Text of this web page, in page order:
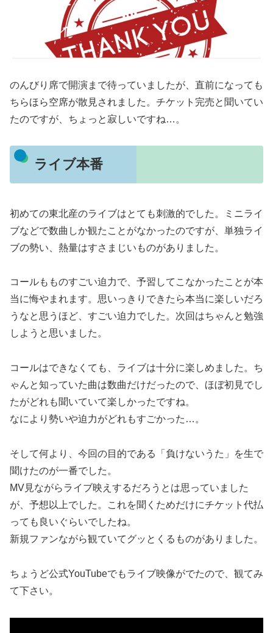
のんびり席で開演まで待っていましたが、直前になっても
ちらほら空席が散見されました。チケット完売と聞いてい
たのですが、ちょっと寂しいですね…。
ライブ本番
初めての東北産のライブはとても刺激的でした。ミニライ
ブなどで数曲しか観たことがなかったのですが、単独ライ
ブの勢い、熱量はすさまじいものがありました。
コールもものすごい迫力で、予習してこなかったことが本
当に悔やまれます。思いっきりできたら本当に楽しいだろ
うなと思うほど、すごい迫力でした。次回はちゃんと勉強
しようと思いました。
コールはできなくても、ライブは十分に楽しめました。ち
ゃんと知っていた曲は数曲だけだったので、ほぼ初見でし
たがどれも聞いていて楽しかったですね。
なにより勢いや迫力がどれもすごかった…。
そして何より、今回の目的である「負けないうた」を生で
聞けたのが一番でした。
MV見ながらライブ映えするだろうとは思っていました
が、予想以上でした。これを聞くためだけにチケット代払
っても良いぐらいでしたね。
新規ファンながら観ていてグッとくるものがありました。
ちょうど公式YouTubeでもライブ映像がでたので、観てみ
て下さい。